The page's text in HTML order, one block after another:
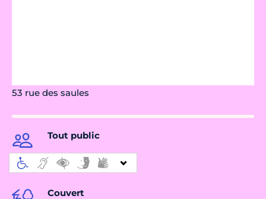
53 rue des saules
Tout public
Couvert